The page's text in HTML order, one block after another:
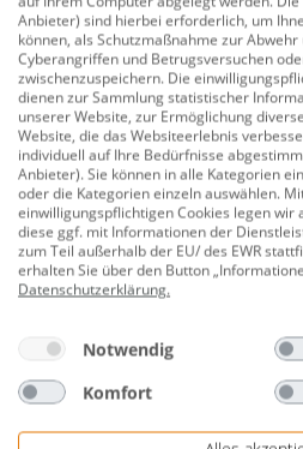
Höhe: 70 cm
Material: Holz
Materialspezifizierung: Fichte
Farbton: natur
Oberfläche: unbehandelt
Wandstärke: 19 mm
Beetfläche: 0,51 m²
Lieferumfang: innenliegende
Feuchtigkeit
Weitere Eigenschaften:
Anbieter) sind hierbei erforderlich, um
können, als Schutzmaßnahme zur
Cyberangriffen und Betrugsversuchen
zwischenzuspeichern. Die
dienen zur Sammlung statistischer
unserer Website, zur Ermöglichung
Website, die das Websiteerlebnis
individuell auf Ihre Bedürfnisse
Anbieter). Sie können in alle Kategorien
oder die Kategorien einzeln auswählen.
einwilligungspflichtigen Cookies legen wir
diese ggf. mit Informationen der
zum Teil außerhalb der EU/ des EWR
erhalten Sie über den Button
Datenschutzerklärung.
Notwendig
Komfort